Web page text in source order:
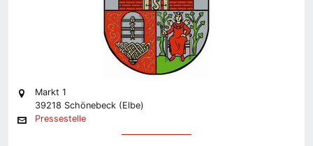
Markt 1
39218 Schönebeck (Elbe)
Pressestelle